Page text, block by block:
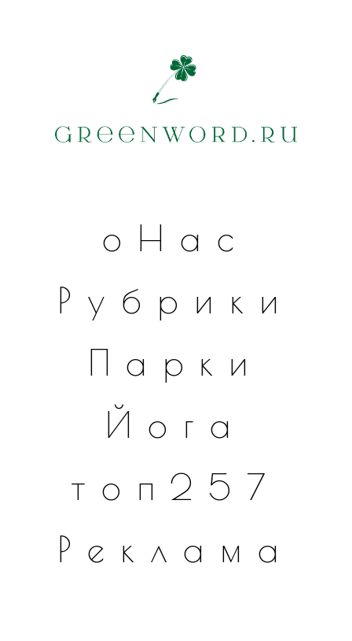
оНас
Рубрики
Парки
Йога
топ257
Реклама